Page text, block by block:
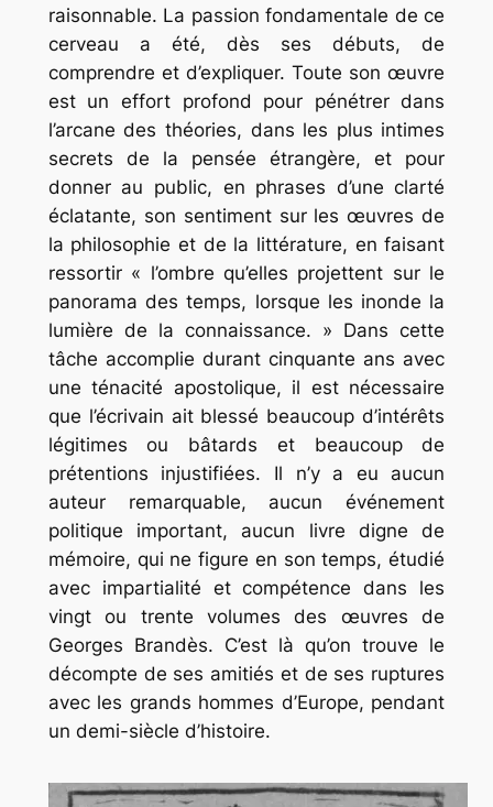
raisonnable. La passion fondamentale de ce
cerveau a été, dès ses débuts, de
comprendre et d’expliquer. Toute son œuvre
est un effort profond pour pénétrer dans
l’arcane des théories, dans les plus intimes
secrets de la pensée étrangère, et pour
donner au public, en phrases d’une clarté
éclatante, son sentiment sur les œuvres de
la philosophie et de la littérature, en faisant
ressortir « l’ombre qu’elles projettent sur le
panorama des temps, lorsque les inonde la
lumière de la connaissance. » Dans cette
tâche accomplie durant cinquante ans avec
une ténacité apostolique, il est nécessaire
que l’écrivain ait blessé beaucoup d’intérêts
légitimes ou bâtards et beaucoup de
prétentions injustifiées. Il n’y a eu aucun
auteur remarquable, aucun événement
politique important, aucun livre digne de
mémoire, qui ne figure en son temps, étudié
avec impartialité et compétence dans les
vingt ou trente volumes des œuvres de
Georges Brandès. C’est là qu’on trouve le
décompte de ses amitiés et de ses ruptures
avec les grands hommes d’Europe, pendant
un demi-siècle d’histoire.